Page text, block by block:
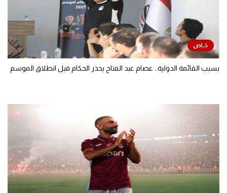
بسبب القائمة الدولية.. عصام عبد الفتاح يحذر الحكام قبل انطلاق الموسم